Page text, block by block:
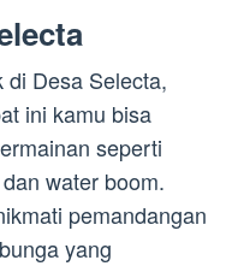
di Desa Selecta,
ini kamu bisa
seperti
water boom.
pemandangan
yang